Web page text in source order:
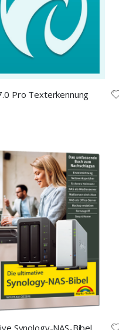
Pro Texterkennung
Synology-NAS-Bibel